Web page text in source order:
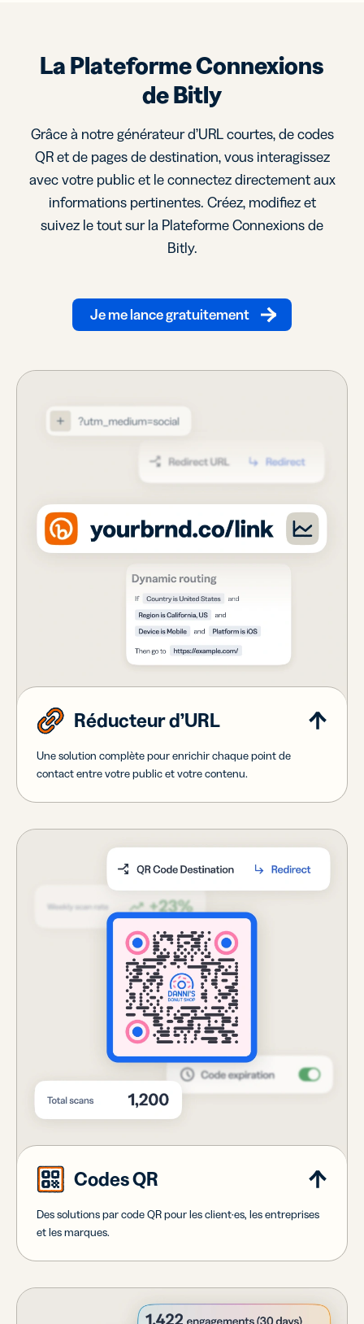
La Plateforme Connexions
de Bitly
Grâce à notre générateur d’URL courtes, de codes
QR et de pages de destination, vous interagissez
avec votre public et le connectez directement aux
informations pertinentes. Créez, modifiez et
suivez le tout sur la Plateforme Connexions de
Bitly.
Je me lance gratuitement
Réducteur d’URL
Une solution complète pour enrichir chaque point de
contact entre votre public et votre contenu.
Codes QR
Des solutions par code QR pour les client·es, les entreprises
et les marques.